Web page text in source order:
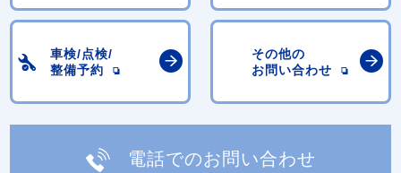
車検/点検/
整備予約
その他の
お問い合わせ
電話でのお問い合わせ